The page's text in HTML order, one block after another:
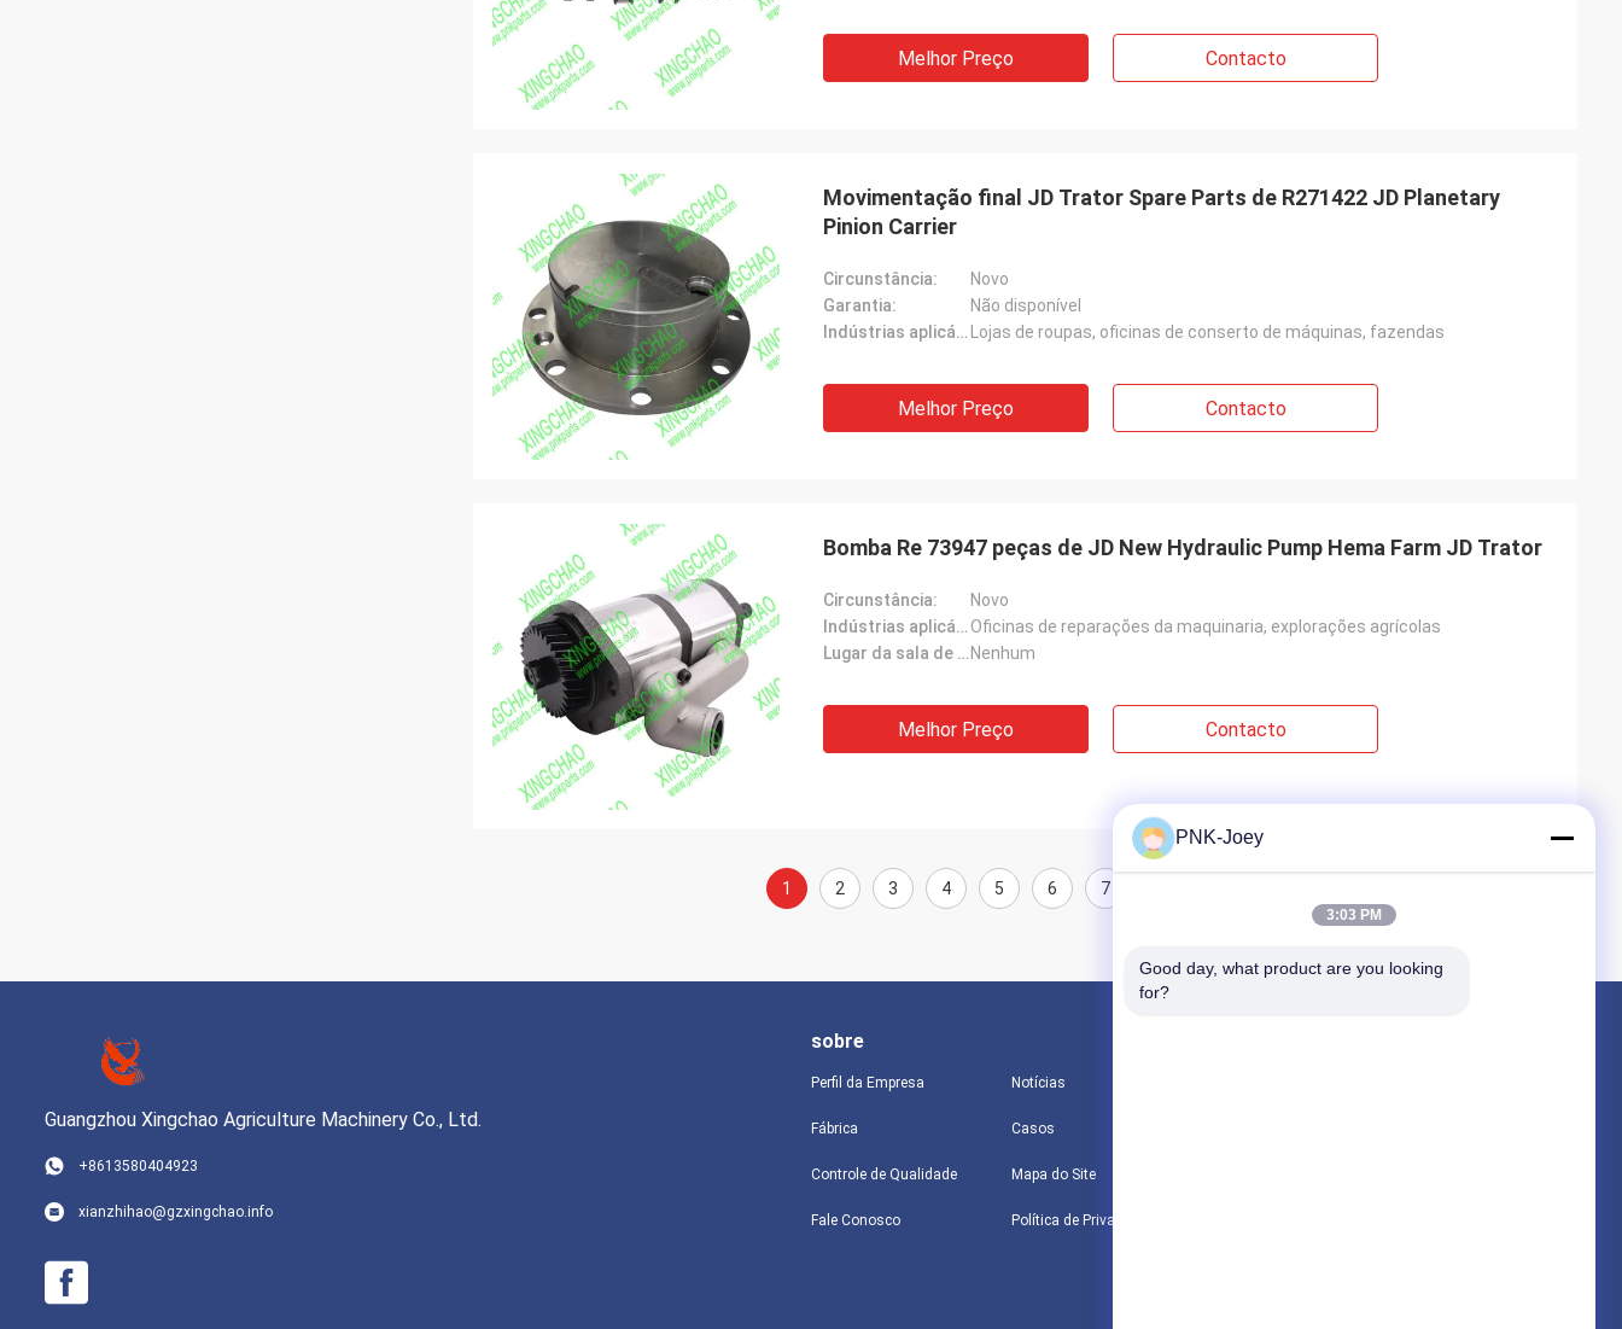
Melhor Preço Contacto
Movimentação final JD Trator Spare Parts de R271422 JD Planetary
Pinion Carrier
Circunstância:
Novo
Garantia:
Não disponível
Indústrias aplicáveis:
Lojas de roupas, oficinas de conserto de máquinas, fazendas
Melhor Preço Contacto
Bomba Re 73947 peças de JD New Hydraulic Pump Hema Farm JD Trator
Circunstância:
Novo
Indústrias aplicáveis: Oficinas de reparações da maquinaria, explorações agrícolas
Lugar da sala de exposições: Nenhum
Melhor Preço Contacto
1 2 3 4 5 6 7
Guangzhou Xingchao Agriculture Machinery Co., Ltd.
+8613580404923
xianzhihao@gzxingchao.info
sobre
Perfil da Empresa
Fábrica
Controle de Qualidade
Fale Conosco
Notícias
Casos
Mapa do Site
Política de Privacidade
PNK-Joey
3:03 PM
Good day, what product are you looking
for?